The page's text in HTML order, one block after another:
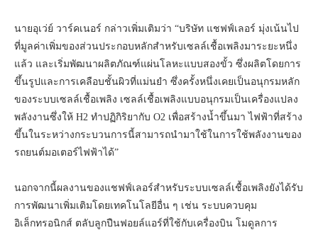
นายอุเว่ย์ วาร์คเนอร์ กล่าวเพิ่มเติมว่า “บริษัท แชฟฟ์เลอร์ มุ่งเน้นไป
ที่มูลค่าเพิ่มของส่วนประกอบหลักสำหรับเซลล์เชื้อเพลิงมาระยะหนึ่ง
แล้ว และเริ่มพัฒนาผลิตภัณฑ์แผ่นโลหะแบบสองขั้ว ซึ่งผลิตโดยการ
ขึ้นรูปและการเคลือบชั้นผิวที่แม่นยำ ซึ่งครั้งหนึ่งเคยเป็นอนุกรมหลัก
ของระบบเซลล์เชื้อเพลิง เซลล์เชื้อเพลิงแบบอนุกรมเป็นเครื่องแปลง
พลังงานซึ่งให้ H2 ทำปฏิกิริยากับ O2 เพื่อสร้างน้ำขึ้นมา ไฟฟ้าที่สร้าง
ขึ้นในระหว่างกระบวนการนี้สามารถนำมาใช้ในการใช้พลังงานของ
รถยนต์มอเตอร์ไฟฟ้าได้”
นอกจากนี้ผลงานของแชฟฟ์เลอร์สำหรับระบบเซลล์เชื้อเพลิงยังได้รับ
การพัฒนาเพิ่มเติมโดยเทคโนโลยีอื่น ๆ เช่น ระบบควบคุม
อิเล็กทรอนิกส์ ตลับลูกปืนฟอยล์แอร์ที่ใช้กับเครื่องบิน โมดูลการ